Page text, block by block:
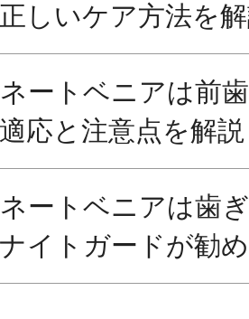
しいケア方法を
ートベニアは前
応と注意点を解説
ートベニアは歯
イトガードが勧